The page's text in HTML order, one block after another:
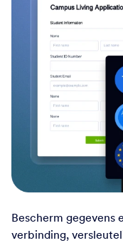
Bescherm gegevens
verbinding,